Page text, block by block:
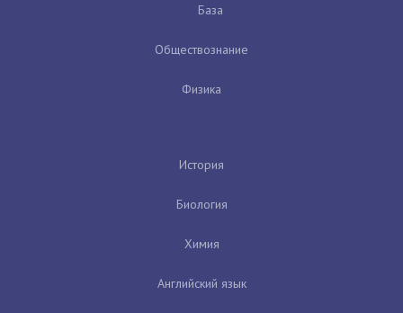
База
Обществознание
Физика
История
Биология
Химия
Английский язык